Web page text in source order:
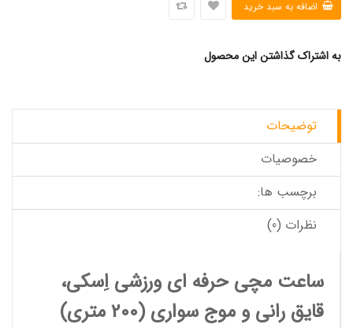
به اشتراک گذاشتن این محصول
توضیحات
خصوصیات
برچسب ها:
نظرات (0)
ساعت مچی حرفه ای ورزشی اِسکی،
قایق رانی و موج سواری (200 متری)